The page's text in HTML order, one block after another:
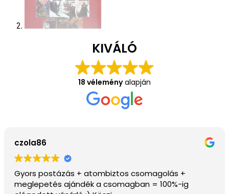
KIVÁLÓ
18 véleményalapján
János Pécsi
Szép példányok vannak az oldalon, ajánlom.